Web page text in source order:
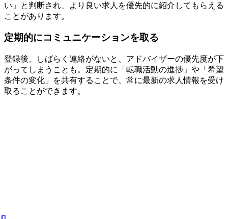
い」と判断され、より良い求人を優先的に紹介してもらえる
ことがあります。
定期的にコミュニケーションを取る
登録後、しばらく連絡がないと、アドバイザーの優先度が下
がってしまうことも。定期的に「転職活動の進捗」や「希望
条件の変化」を共有することで、常に最新の求人情報を受け
取ることができます。